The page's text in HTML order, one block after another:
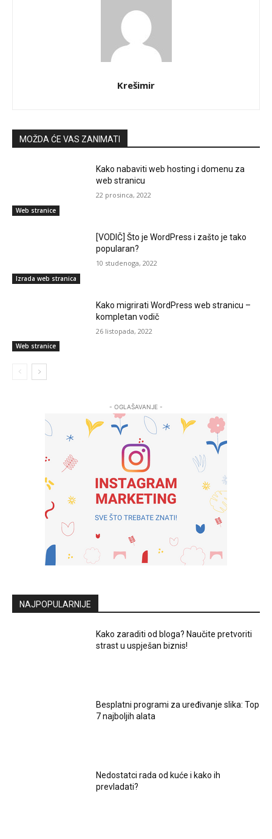
Krešimir
MOŽDA ĆE VAS ZANIMATI
Web stranice
Kako nabaviti web hosting i domenu za
web stranicu
22 prosinca, 2022
Izrada web stranica
[VODIČ] Što je WordPress i zašto je tako
popularan?
10 studenoga, 2022
Web stranice
Kako migrirati WordPress web stranicu –
kompletan vodič
26 listopada, 2022
- OGLAŠAVANJE -
NAJPOPULARNIJE
Kako zaraditi od bloga? Naučite pretvoriti
strast u uspješan biznis!
Besplatni programi za uređivanje slika: Top
7 najboljih alata
Nedostatci rada od kuće i kako ih
prevladati?